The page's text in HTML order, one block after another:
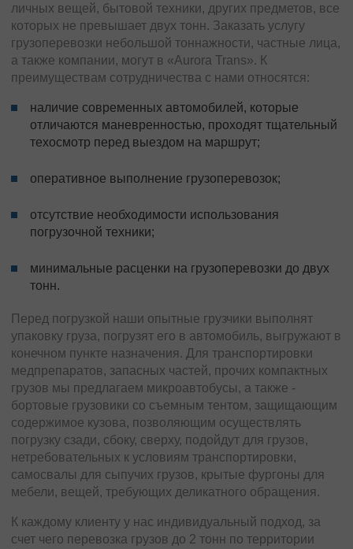
личных вещей, бытовой техники, других предметов, все
которых не превышает двух тонн. Заказать услугу
грузоперевозки небольшой тоннажности, частные лица,
а также компании, могут в «Aurora Trans». К
преимуществам сотрудничества с нами относятся:
наличие современных автомобилей, которые
отличаются маневренностью, проходят тщательный
техосмотр перед выездом на маршрут;
оперативное выполнение грузоперевозок;
отсутствие необходимости использования
погрузочной техники;
минимальные расценки на грузоперевозки до двух
тонн.
Перед погрузкой наши опытные грузчики выполнят
упаковку груза, погрузят его в автомобиль, выгружают в
конечном пункте назначения. Для транспортировки
медпрепаратов, запасных частей, прочих компактных
грузов мы предлагаем микроавтобусы, а также -
бортовые грузовики со съемным тентом, защищающим
содержимое кузова, позволяющим осуществлять
погрузку сзади, сбоку, сверху, подойдут для грузов,
нетребовательных к условиям транспортировки,
самосвалы для сыпучих грузов, крытые фургоны для
мебели, вещей, требующих деликатного обращения.
К каждому клиенту у нас индивидуальный подход, за
счет чего перевозка грузов до 2 тонн по территории